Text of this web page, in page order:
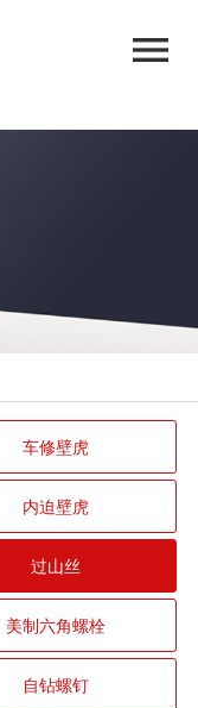
menu
车修壁虎
内迫壁虎
过山丝
美制六角螺栓
自钻螺钉